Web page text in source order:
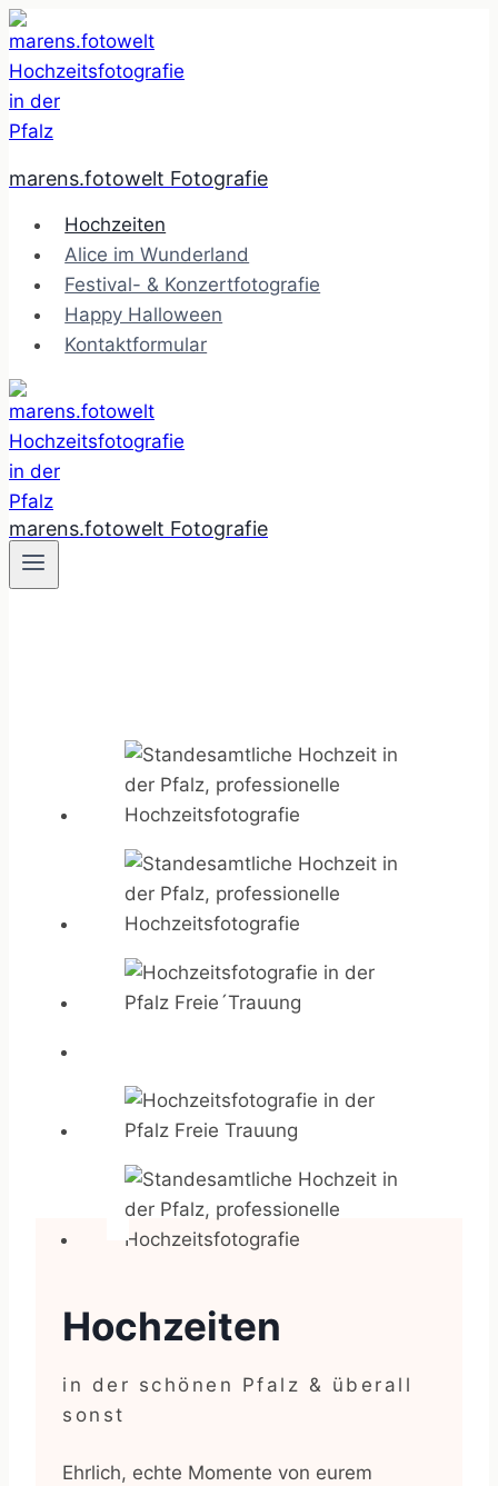
Zum
Inhalt
springen
marens.fotowelt Fotografie
Hochzeiten
Alice im Wunderland
Festival- & Konzertfotografie
Happy Halloween
Kontaktformular
marens.fotowelt Fotografie
Hochzeiten
in der schönen Pfalz & überall
sonst
Ehrlich, echte Momente von eurem